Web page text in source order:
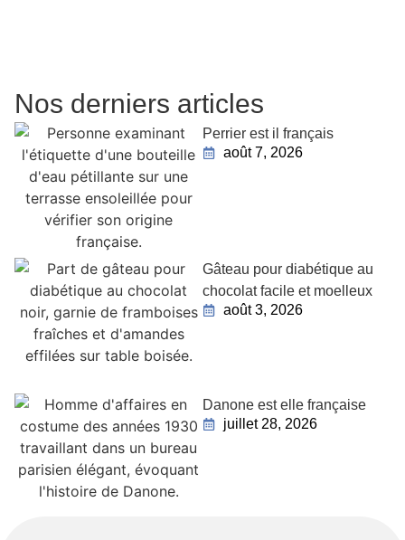
Nos derniers articles
Perrier est il français
août 7, 2026
Gâteau pour diabétique au
chocolat facile et moelleux
août 3, 2026
Danone est elle française
juillet 28, 2026